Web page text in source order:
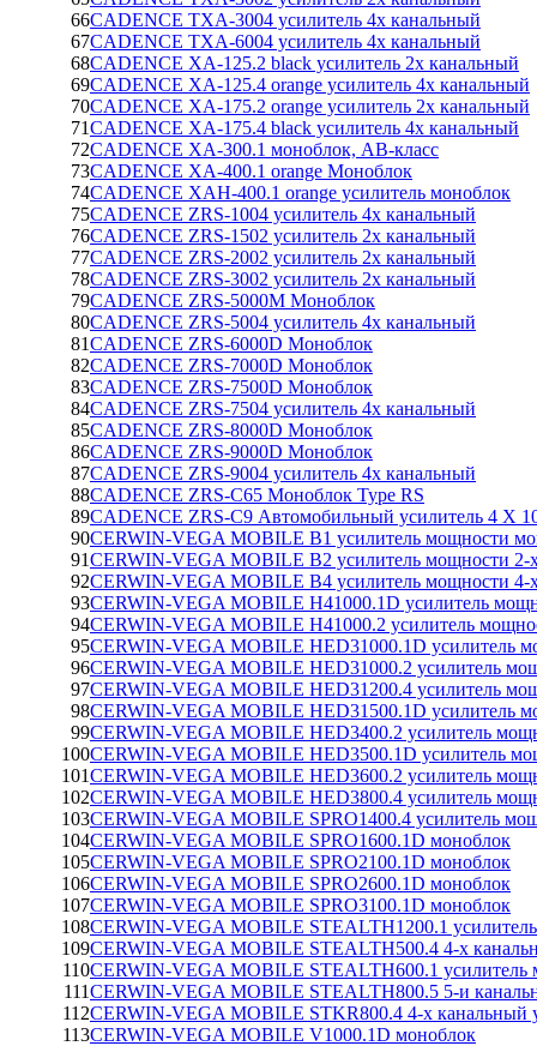
66CADENCE TXA-3004 усилитель 4х канальный
67CADENCE TXA-6004 усилитель 4х канальный
68CADENCE XA-125.2 black усилитель 2х канальный
69CADENCE XA-125.4 orange усилитель 4х канальный
70CADENCE XA-175.2 orange усилитель 2х канальный
71CADENCE XA-175.4 black усилитель 4х канальный
72CADENCE XA-300.1 моноблок, AB-класс
73CADENCE XA-400.1 orange Моноблок
74CADENCE XAH-400.1 orange усилитель моноблок
75CADENCE ZRS-1004 усилитель 4х канальный
76CADENCE ZRS-1502 усилитель 2х канальный
77CADENCE ZRS-2002 усилитель 2х канальный
78CADENCE ZRS-3002 усилитель 2х канальный
79CADENCE ZRS-5000M Моноблок
80CADENCE ZRS-5004 усилитель 4х канальный
81CADENCE ZRS-6000D Моноблок
82CADENCE ZRS-7000D Моноблок
83CADENCE ZRS-7500D Моноблок
84CADENCE ZRS-7504 усилитель 4х канальный
85CADENCE ZRS-8000D Моноблок
86CADENCE ZRS-9000D Моноблок
87CADENCE ZRS-9004 усилитель 4х канальный
88CADENCE ZRS-C65 Моноблок Type RS
89CADENCE ZRS-C9 Автомобильный усилитель 4 X
90CERWIN-VEGA MOBILE B1 усилитель мощности
91CERWIN-VEGA MOBILE B2 усилитель мощности 2-
92CERWIN-VEGA MOBILE B4 усилитель мощности 4-
93CERWIN-VEGA MOBILE H41000.1D усилитель
94CERWIN-VEGA MOBILE H41000.2 усилитель
95CERWIN-VEGA MOBILE HED31000.1D усилитель
96CERWIN-VEGA MOBILE HED31000.2 усилитель
97CERWIN-VEGA MOBILE HED31200.4 усилитель
98CERWIN-VEGA MOBILE HED31500.1D усилитель
99CERWIN-VEGA MOBILE HED3400.2 усилитель
100CERWIN-VEGA MOBILE HED3500.1D усилитель
101CERWIN-VEGA MOBILE HED3600.2 усилитель
102CERWIN-VEGA MOBILE HED3800.4 усилитель
103CERWIN-VEGA MOBILE SPRO1400.4 усилитель
104CERWIN-VEGA MOBILE SPRO1600.1D моноблок
105CERWIN-VEGA MOBILE SPRO2100.1D моноблок
106CERWIN-VEGA MOBILE SPRO2600.1D моноблок
107CERWIN-VEGA MOBILE SPRO3100.1D моноблок
108CERWIN-VEGA MOBILE STEALTH1200.1
109CERWIN-VEGA MOBILE STEALTH500.4 4-х
110CERWIN-VEGA MOBILE STEALTH600.1 усилитель
111CERWIN-VEGA MOBILE STEALTH800.5 5-и
112CERWIN-VEGA MOBILE STKR800.4 4-х канальный
113CERWIN-VEGA MOBILE V1000.1D моноблок